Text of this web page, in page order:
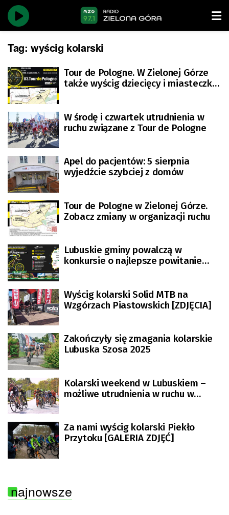
Tag: wyścig kolarski
Tour de Pologne. W Zielonej Górze
także wyścig dziecięcy i miasteczko
W środę i czwartek utrudnienia w
ruchu związane z Tour de Pologne
Apel do pacjentów: 5 sierpnia
wyjedźcie szybciej z domów
Tour de Pologne w Zielonej Górze.
Zobacz zmiany w organizacji ruchu
Lubuskie gminy powalczą w
konkursie o najlepsze powitanie
Wyścig kolarski Solid MTB na
Wzgórzach Piastowskich [ZDJĘCIA]
Zakończyły się zmagania kolarskie
Lubuska Szosa 2025
Kolarski weekend w Lubuskiem –
możliwe utrudnienia w ruchu w
Za nami wyścig kolarski Piekło
Przytoku [GALERIA ZDJĘĆ]
najnowsze